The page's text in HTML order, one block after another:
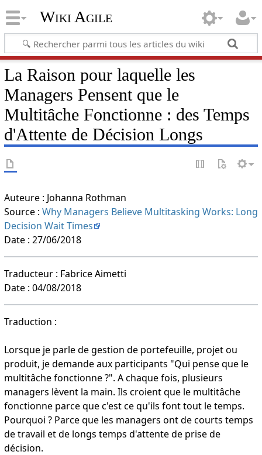
Wiki Agile
La Raison pour laquelle les
Managers Pensent que le
Multitâche Fonctionne : des Temps
d'Attente de Décision Longs
Auteure : Johanna Rothman
Source : Why Managers Believe Multitasking Works: Long
Decision Wait Times
Date : 27/06/2018
Traducteur : Fabrice Aimetti
Date : 04/08/2018
Traduction :
Lorsque je parle de gestion de portefeuille, projet ou
produit, je demande aux participants "Qui pense que le
multitâche fonctionne ?". A chaque fois, plusieurs
managers lèvent la main. Ils croient que le multitâche
fonctionne parce que c'est ce qu'ils font tout le temps.
Pourquoi ? Parce que les managers ont de courts temps
de travail et de longs temps d'attente de prise de
décision.